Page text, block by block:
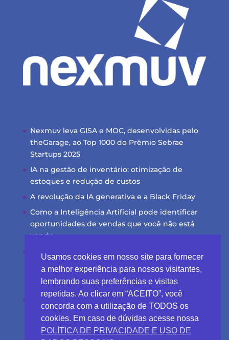
Nexmuv leva GISA e MOC, desenvolvidas pelo
theGarage, ao Top 1000 do Prêmio Sebrae
Startups 2025
IA na gestão de inventário: otimização de
estoques e redução de custos
A revolução da IA generativa e a Black Friday
Como a Inteligência Artificial pode identificar
oportunidades de vendas que você não está
vendo
acionáveis com IA
LinkedIn
Instagram
Usamos cookies em nosso site para fornecer
a melhor experiência para nossos visitantes,
lembrando suas preferências e visitas
repetidas. Ao clicar em “ACEITO”, você
concorda com a utilização de TODOS os
cookies. Em caso de dúvidas acesse nossa
POLÍTICA DE PRIVACIDADE E USO DE